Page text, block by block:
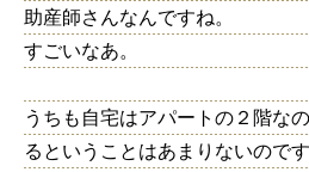
助産師さんなんですね。
すごいなあ。
うちも自宅はアパートの２階な
るということはあまりないので